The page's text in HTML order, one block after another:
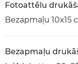
Fotoattēlu
Bezapmaļu 10x15
Bezapmaļu